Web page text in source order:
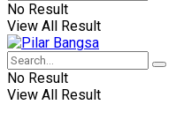
No Result
View All Result
No Result
View All Result